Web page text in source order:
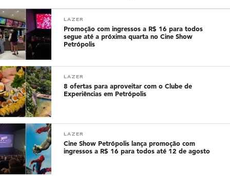
LAZER
Promoção com ingressos a R$ 16 para todos
segue até a próxima quarta no Cine Show
Petrópolis
LAZER
8 ofertas para aproveitar com o Clube de
Experiências em Petrópolis
LAZER
Cine Show Petrópolis lança promoção com
ingressos a R$ 16 para todos até 12 de agosto